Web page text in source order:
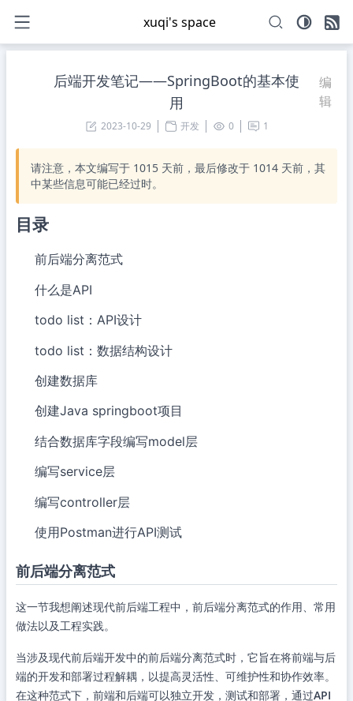
xuqi's space
后端开发笔记——SpringBoot的基本使
用
编
辑
2023-10-29 开发 0 1
请注意，本文编写于 1015 天前，最后修改于 1014 天前，其
中某些信息可能已经过时。
目录
前后端分离范式
什么是API
todo list：API设计
todo list：数据结构设计
创建数据库
创建Java springboot项目
结合数据库字段编写model层
编写service层
编写controller层
使用Postman进行API测试
前后端分离范式
这一节我想阐述现代前后端工程中，前后端分离范式的作用、常用
做法以及工程实践。
当涉及现代前后端开发中的前后端分离范式时，它旨在将前端与后
端的开发和部署过程解耦，以提高灵活性、可维护性和协作效率。
在这种范式下，前端和后端可以独立开发，测试和部署，通过API